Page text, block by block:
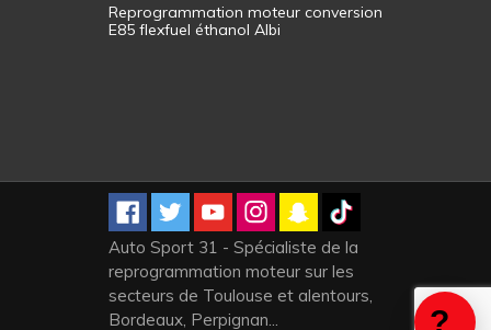
Reprogrammation moteur conversion
E85 flexfuel éthanol Albi
Auto Sport 31 - Spécialiste de la
reprogrammation moteur sur les
secteurs de Toulouse et alentours,
Bordeaux, Perpignan...